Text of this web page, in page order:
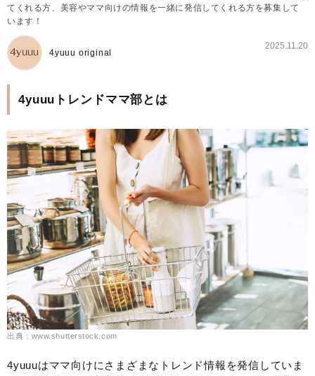
てくれる方、美容やママ向けの情報を一緒に発信してくれる方を募集して
います！
4yuuu original
2025.11.20
4yuuuトレンドママ部とは
出典：www.shutterstock.com
4yuuuはママ向けにさまざまなトレンド情報を発信していま